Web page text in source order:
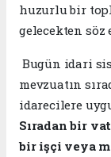
huzurlu bir
gelecekten söz
​Bugün idari
mevzuatın
idarecilere
Sıradan bir
bir işçi veya